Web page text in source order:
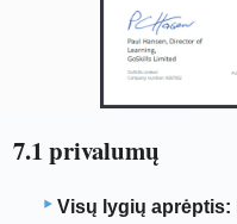
7.1 privalumų
Visų lygių aprėptis: